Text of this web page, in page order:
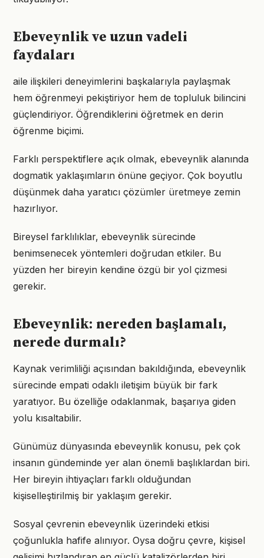
Ebeveynlik ve uzun vadeli
faydaları
aile ilişkileri deneyimlerini başkalarıyla paylaşmak
hem öğrenmeyi pekiştiriyor hem de topluluk bilincini
güçlendiriyor. Öğrendiklerini öğretmek en derin
öğrenme biçimi.
Farklı perspektiflere açık olmak, ebeveynlik alanında
dogmatik yaklaşımların önüne geçiyor. Çok boyutlu
düşünmek daha yaratıcı çözümler üretmeye zemin
hazırlıyor.
Bireysel farklılıklar, ebeveynlik sürecinde
benimsenecek yöntemleri doğrudan etkiler. Bu
yüzden her bireyin kendine özgü bir yol çizmesi
gerekir.
Ebeveynlik: nereden başlamalı,
nerede durmalı?
Kaynak verimliliği açısından bakıldığında, ebeveynlik
sürecinde empati odaklı iletişim büyük bir fark
yaratıyor. Bu özelliğe odaklanmak, başarıya giden
yolu kısaltabilir.
Günümüz dünyasında ebeveynlik konusu, pek çok
insanın gündeminde yer alan önemli başlıklardan biri.
Her bireyin ihtiyaçları farklı olduğundan
kişiselleştirilmiş bir yaklaşım gerekir.
Sosyal çevrenin ebeveynlik üzerindeki etkisi
çoğunlukla hafife alınıyor. Oysa doğru çevre, kişisel